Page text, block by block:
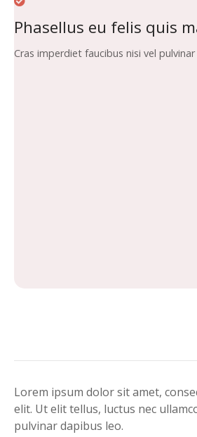
Phasellus eu felis quis
Cras imperdiet faucibus nisi vel
Lorem ipsum dolor sit amet,
elit. Ut elit tellus, luctus nec
pulvinar dapibus leo.